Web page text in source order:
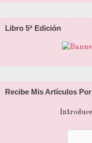
Libro 5ª Edición
Recibe Mis Artículos